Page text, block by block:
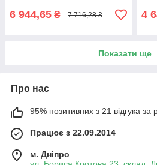
6 944,65 ₴ 7 716,28 ₴ 4
Показати ще
Про нас
95% позитивних з 21 відгука за
Працює з 22.09.2014
м. Дніпро